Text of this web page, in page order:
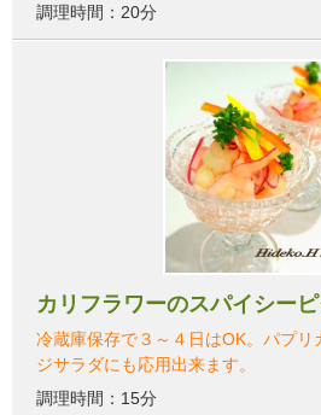
調理時間：20分
カリフラワーのスパイシー
冷蔵庫保存で３～４日はOK。パプリ
ジサラダにも応用出来ます。
調理時間：15分